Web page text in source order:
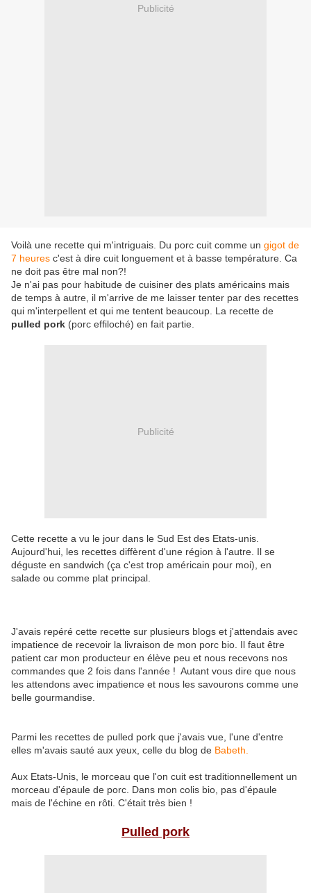
Publicité
Voilà une recette qui m'intriguais. Du porc cuit comme un gigot de
7 heures c'est à dire cuit longuement et à basse température. Ca
ne doit pas être mal non?!
Je n'ai pas pour habitude de cuisiner des plats américains mais
de temps à autre, il m'arrive de me laisser tenter par des recettes
qui m'interpellent et qui me tentent beaucoup. La recette de
pulled pork (porc effiloché) en fait partie.
Publicité
Cette recette a vu le jour dans le Sud Est des Etats-unis.
Aujourd'hui, les recettes diffèrent d'une région à l'autre. Il se
déguste en sandwich (ça c'est trop américain pour moi), en
salade ou comme plat principal.
J'avais repéré cette recette sur plusieurs blogs et j'attendais avec
impatience de recevoir la livraison de mon porc bio. Il faut être
patient car mon producteur en élève peu et nous recevons nos
commandes que 2 fois dans l'année ! Autant vous dire que nous
les attendons avec impatience et nous les savourons comme une
belle gourmandise.
Parmi les recettes de pulled pork que j'avais vue, l'une d'entre
elles m'avais sauté aux yeux, celle du blog de Babeth.
Aux Etats-Unis, le morceau que l'on cuit est traditionnellement un
morceau d'épaule de porc. Dans mon colis bio, pas d'épaule
mais de l'échine en rôti. C'était très bien !
Pulled pork